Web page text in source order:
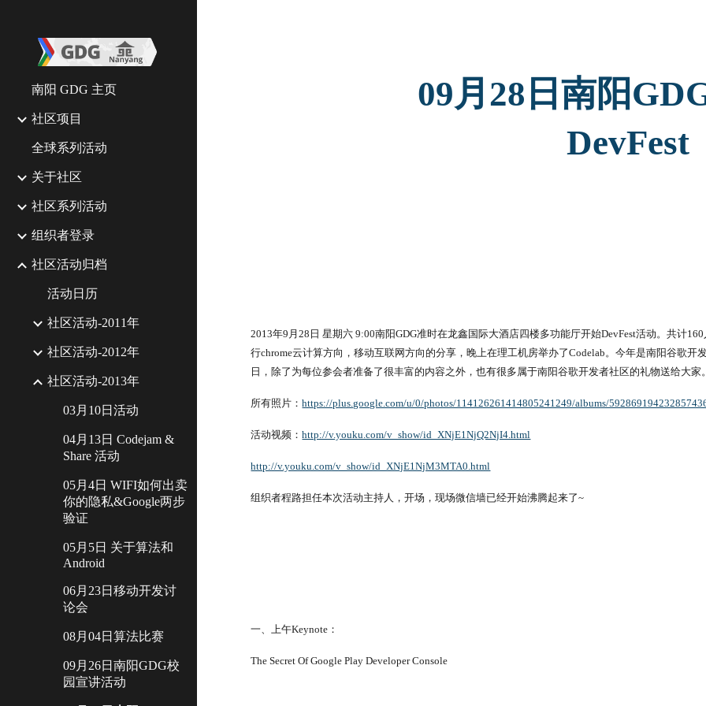
南阳 GDG 主页
社区项目
全球系列活动
关于社区
社区系列活动
组织者登录
社区活动归档
活动日历
社区活动-2011年
社区活动-2012年
社区活动-2013年
03月10日活动
04月13日 Codejam &
Share 活动
05月4日 WIFI如何出卖
你的隐私&Google两步
验证
05月5日 关于算法和
Android
06月23日移动开发讨
论会
08月04日算法比赛
09月26日南阳GDG校
园宣讲活动
09月28日南阳
DevFest
2013年9月28日 星期六 9:00南阳GDG准时在龙鑫国际大酒店四楼多功能厅开始DevFest活动。共计
行chrome云计算方向，移动互联网方向的分享，晚上在理工机房举办了Codelab。今年是南阳谷歌
日，除了为每位参会者准备了很丰富的内容之外，也有很多属于南阳谷歌开发者社区的礼物送给大家
所有照片：https://plus.google.com/u/0/photos/114126261414805241249/albums/
活动视频：http://v.youku.com/v_show/id_XNjE1NjQ2NjI4.html
http://v.youku.com/v_show/id_XNjE1NjM3MTA0.html
组织者程路担任本次活动主持人，开场，现场微信墙已经开始沸腾起来了~
一、上午Keynote：
The Secret Of Google Play Developer Console